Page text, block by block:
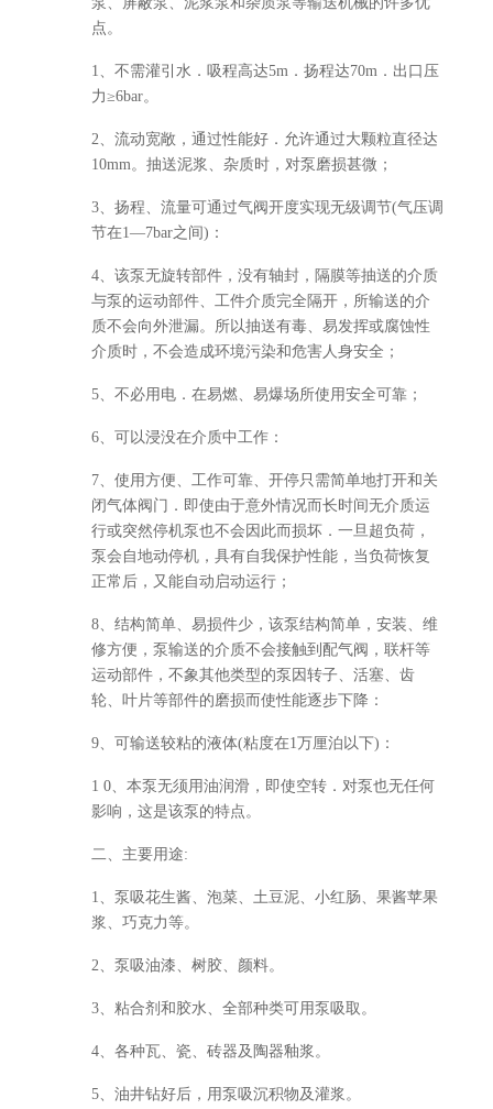
点。
1、不需灌引水．吸程高达5m．扬程达70m．出口压
力≥6bar。
2、流动宽敞，通过性能好．允许通过大颗粒直径达
10mm。抽送泥浆、杂质时，对泵磨损甚微；
3、扬程、流量可通过气阀开度实现无级调节(气压调
节在1—7bar之间)：
4、该泵无旋转部件，没有轴封，隔膜等抽送的介质
与泵的运动部件、工件介质完全隔开，所输送的介
质不会向外泄漏。所以抽送有毒、易发挥或腐蚀性
介质时，不会造成环境污染和危害人身安全；
5、不必用电．在易燃、易爆场所使用安全可靠；
6、可以浸没在介质中工作：
7、使用方便、工作可靠、开停只需简单地打开和关
闭气体阀门．即使由于意外情况而长时间无介质运
行或突然停机泵也不会因此而损坏．一旦超负荷，
泵会自地动停机，具有自我保护性能，当负荷恢复
正常后，又能自动启动运行；
8、结构简单、易损件少，该泵结构简单，安装、维
修方便，泵输送的介质不会接触到配气阀，联杆等
运动部件，不象其他类型的泵因转子、活塞、齿
轮、叶片等部件的磨损而使性能逐步下降：
9、可输送较粘的液体(粘度在1万厘泊以下)：
1 0、本泵无须用油润滑，即使空转．对泵也无任何
影响，这是该泵的特点。
二、主要用途:
1、泵吸花生酱、泡菜、土豆泥、小红肠、果酱苹果
浆、巧克力等。
2、泵吸油漆、树胶、颜料。
3、粘合剂和胶水、全部种类可用泵吸取。
4、各种瓦、瓷、砖器及陶器釉浆。
5、油井钻好后，用泵吸沉积物及灌浆。